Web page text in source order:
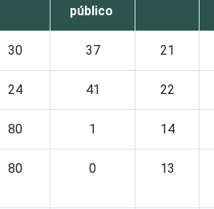
público
30 37 21
24 41 22
80 1 14
80 0 13